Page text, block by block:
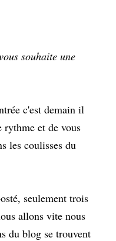
souhaite une
c'est demain il
rythme et de vous
les coulisses du
seulement trois
allons vite nous
du blog se trouvent